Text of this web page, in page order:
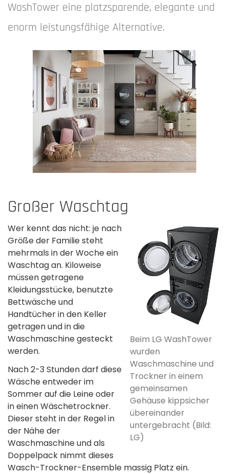
WashTower eine platzsparende, elegante und
enorm leistungsfähige Alternative.
Großer Waschtag
Beim LG WashTower
wurden
Waschmaschine und
Trockner in einem
gemeinsamen
Gehäuse kippsicher
übereinander
untergebracht (Bild:
LG)
Wer kennt das nicht: je nach
Größe der Familie steht
mehrmals in der Woche ein
Waschtag an. Kiloweise
müssen getragene
Kleidungsstücke, benutzte
Bettwäsche und
Handtücher in den Keller
getragen und in die
Waschmaschine gesteckt
werden.
Nach 2-3 Stunden darf diese
Wäsche entweder im
Sommer auf die Leine oder
in einen Wäschetrockner.
Dieser steht in der Regel in
der Nähe der
Waschmaschine und als
Doppelpack nimmt dieses
Wasch-Trockner-Ensemble massig Platz ein.